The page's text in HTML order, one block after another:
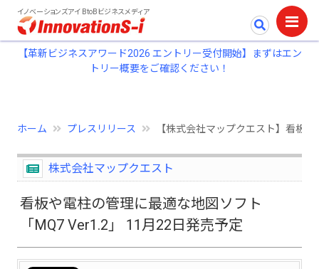
イノベーションズアイ BtoBビジネスメディア
【革新ビジネスアワード2026 エントリー受付開始】まずはエン
トリー概要をご確認ください！
ホーム プレスリリース 【株式会社マップクエスト】看板
株式会社マップクエスト
看板や電柱の管理に最適な地図ソフト
「MQ7 Ver1.2」 11月22日発売予定